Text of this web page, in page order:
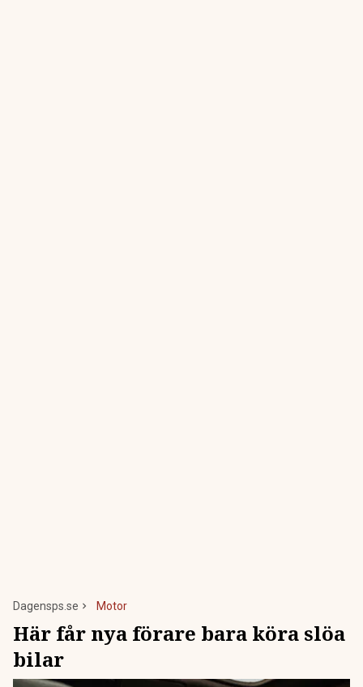
Dagensps.se Motor
Här får nya förare bara köra slöa
bilar